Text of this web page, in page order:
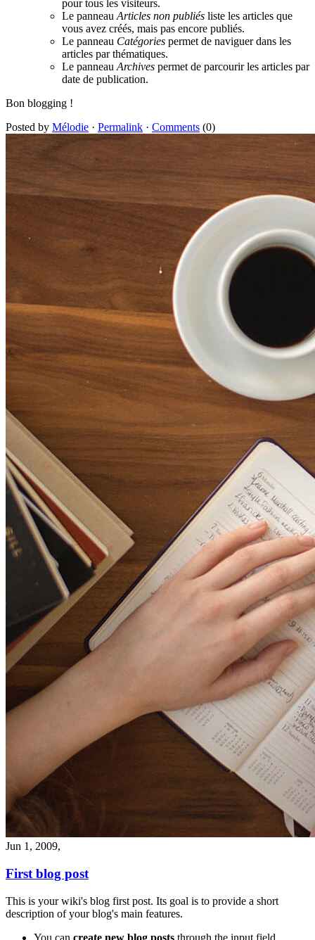
pour tous les visiteurs.
Le panneau Articles non publiés liste les articles que
vous avez créés, mais pas encore publiés.
Le panneau Catégories permet de naviguer dans les
articles par thématiques.
Le panneau Archives permet de parcourir les articles par
date de publication.
Bon blogging !
Posted by Mélodie · Permalink · Comments (0)
Jun 1, 2009,
First blog post
This is your wiki's blog first post. Its goal is to provide a short
description of your blog's main features.
You can create new blog posts through the input field